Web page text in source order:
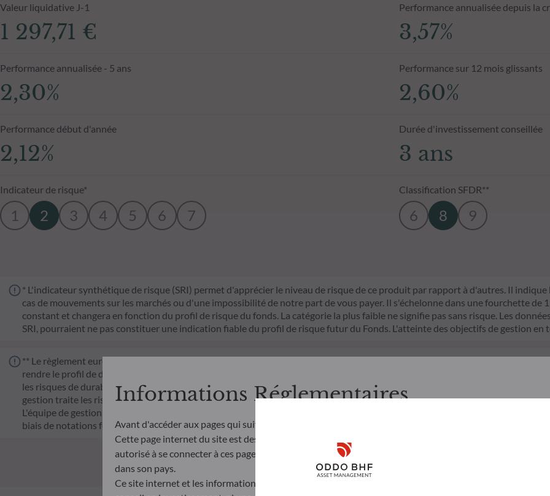
Disclaimer
Valeur liquidative J-1
1 297,71 €
Performance annualisée depuis la
3,57%
Performance annualisée - 5 ans
2,30%
Performance sur 12 mois glissants
2,60%
Performance début d'année
2,12%
Durée d'investissement conseillée
3 ans
Indicateur de risque*
1 2 3 4 5 6 7
Classification SFDR**
6 8 9
* L'indicateur synthétique de risque (SRI) permet d'apprécier le niveau de risque de ce produit par rapport à d'autres. Il
cas de mouvements sur les marchés ou d'une impossibilité de notre part de vous payer. Il s'échelonne dans une fourchette de
constant et changera en fonction du profil de risque du fonds. La catégorie la plus faible ne signifie pas sans risque. Les
SRI, pourraient ne pas constituer une indication fiable du profil de risque futur du Fonds. L'atteinte des objectifs de gestion en
** Le règlement européen sur la publication d’informations en matière de durabilité dans le secteur des services financiers
rendre le profil de durabilité des fonds transparent, plus comparable et davantage compréhensible par les investisseurs
les risques de durabilité ou les effets négatifs des décisions d'investissement sur les facteurs de durabilité dans le processus
gestion traite les risques de durabilité en intégrant des critères ESG (Environnement et/ou Social et/ou Gouvernance) dans
L'équipe de gestion suit un objectif d'investissement durable strict qui contribue de manière significative aux défis de la
biais de notations fournies par le fournisseur externe de données ESG de la société de gestion
Informations Réglementaires
Avant d'accéder aux pages qui suivent, merci de bien vouloir prendre connaissance des informations
Cette page internet du site est destinée aux résidents Luxembourgeois. Il appartient à l’investisseur de
autorisé à se connecter à ces pages et à utiliser et consulter les informations et services présentés sur le
dans son pays.
Ce site internet et les informations qu’il présente a été réalisé dans un but d’information uniquement et